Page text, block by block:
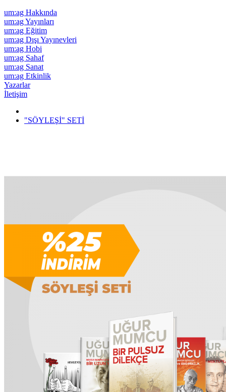
um:ag Hakkında
um:ag Yayınları
um:ag Eğitim
um:ag Dışı Yayınevleri
um:ag Hobi
um:ag Sahaf
um:ag Sanat
um:ag Etkinlik
Yazarlar
İletişim
"SÖYLEŞİ" SETİ